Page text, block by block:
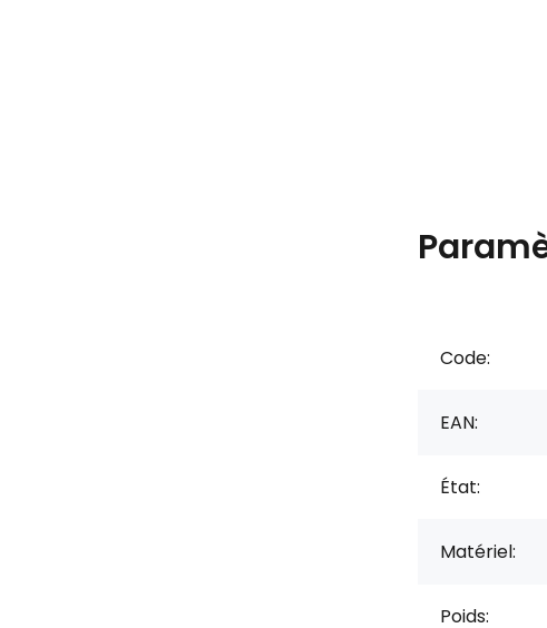
Code:
EAN:
État:
Matériel:
Poids: